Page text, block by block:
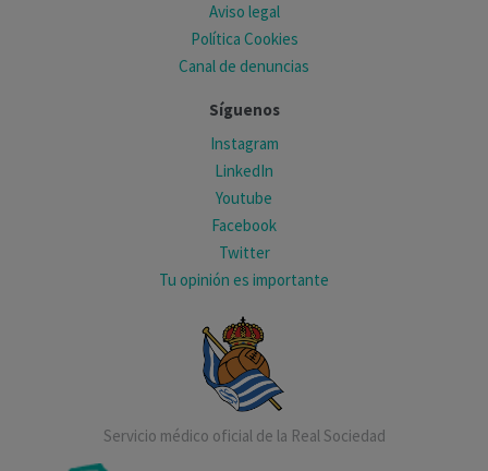
Aviso legal
Política Cookies
Canal de denuncias
Síguenos
Instagram
LinkedIn
Youtube
Facebook
Twitter
Tu opinión es importante
Servicio médico oficial de la Real Sociedad